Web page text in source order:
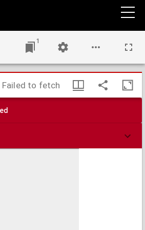
par feu M. le Dr. H. C. Millies : la vente aura lieu le 7
et sous la direction de J. L. Beijers.
1
Failed to fetch